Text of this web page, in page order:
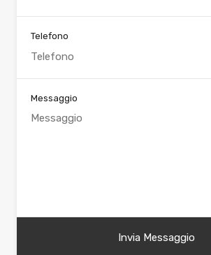
Telefono
Messaggio